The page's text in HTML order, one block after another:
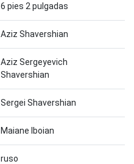
6 pies 2 pulgadas
Aziz Shavershian
Aziz Sergeyevich
Shavershian
Sergei Shavershian
Maiane Iboian
ruso